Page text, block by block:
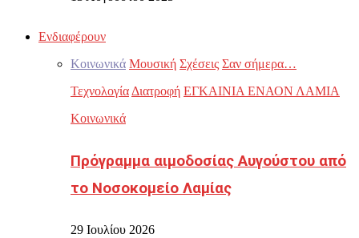
Ενδιαφέρουν
Κοινωνικά Μουσική Σχέσεις Σαν σήμερα…
Τεχνολογία Διατροφή ΕΓΚΑΙΝΙΑ ΕΝΑΟΝ ΛΑΜΙΑ
Κοινωνικά
Πρόγραμμα αιμοδοσίας Αυγούστου από
το Νοσοκομείο Λαμίας
29 Ιουλίου 2026